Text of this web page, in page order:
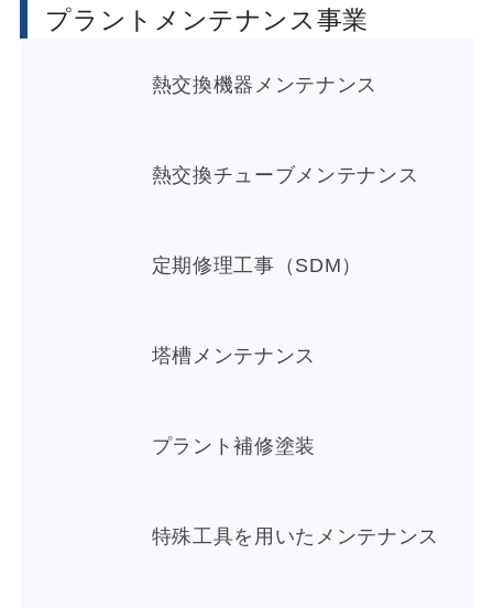
プラントメンテナンス事業
熱交換機器メンテナンス
熱交換チューブメンテナンス
定期修理工事（SDM）
塔槽メンテナンス
プラント補修塗装
特殊工具を用いたメンテナンス